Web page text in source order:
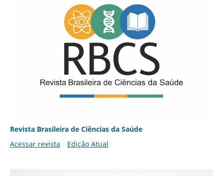
Revista Brasileira de Ciências da Saúde
Acessar revista
Edição Atual